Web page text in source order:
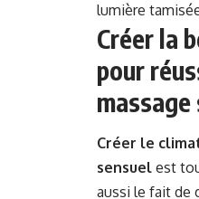
lumière
Créer la
pour
massage
Créer le
sensuel est
aussi le fait de